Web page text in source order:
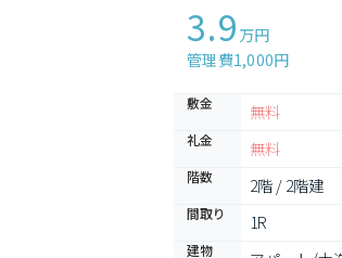
3.9 万円
管理費1,000円
敷金 無料
礼金 無料
階数 2階 / 2階建
間取り 1R
建物